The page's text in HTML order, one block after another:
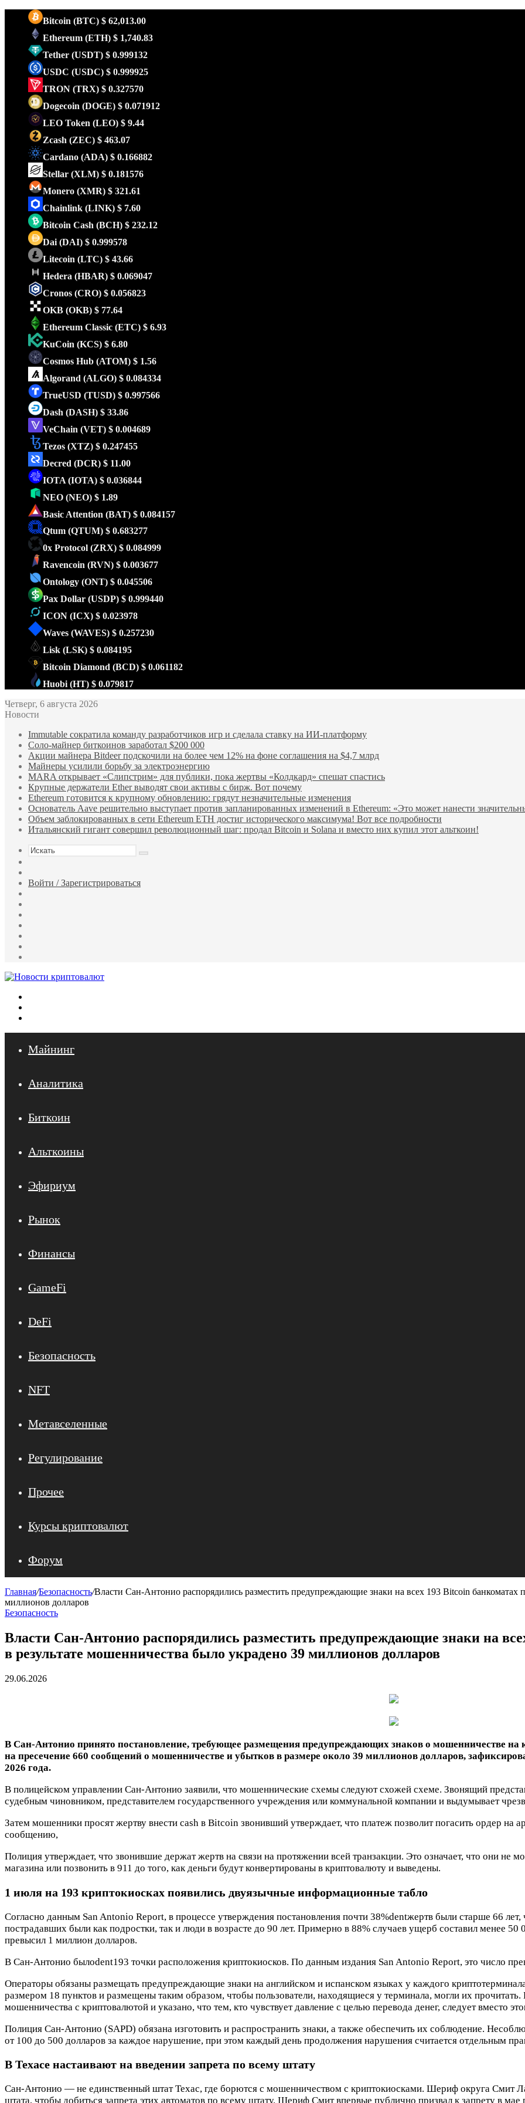
Bitcoin (BTC) $ 62,013.00
Ethereum (ETH) $ 1,740.83
Tether (USDT) $ 0.999132
USDC (USDC) $ 0.999925
TRON (TRX) $ 0.327570
Dogecoin (DOGE) $ 0.071912
LEO Token (LEO) $ 9.44
Zcash (ZEC) $ 463.07
Cardano (ADA) $ 0.166882
Stellar (XLM) $ 0.181576
Monero (XMR) $ 321.61
Chainlink (LINK) $ 7.60
Bitcoin Cash (BCH) $ 232.12
Dai (DAI) $ 0.999578
Litecoin (LTC) $ 43.66
Hedera (HBAR) $ 0.069047
Cronos (CRO) $ 0.056823
OKB (OKB) $ 77.64
Ethereum Classic (ETC) $ 6.93
KuCoin (KCS) $ 6.80
Cosmos Hub (ATOM) $ 1.56
Algorand (ALGO) $ 0.084334
TrueUSD (TUSD) $ 0.997566
Dash (DASH) $ 33.86
VeChain (VET) $ 0.004689
Tezos (XTZ) $ 0.247455
Decred (DCR) $ 11.00
IOTA (IOTA) $ 0.036844
NEO (NEO) $ 1.89
Basic Attention (BAT) $ 0.084157
Qtum (QTUM) $ 0.683277
0x Protocol (ZRX) $ 0.084999
Ravencoin (RVN) $ 0.003677
Ontology (ONT) $ 0.045506
Pax Dollar (USDP) $ 0.999440
ICON (ICX) $ 0.023978
Waves (WAVES) $ 0.257230
Lisk (LSK) $ 0.084195
Bitcoin Diamond (BCD) $ 0.061182
Huobi (HT) $ 0.079817
Четверг, 6 августа 2026
Новости
Immutable сократила команду разработчиков игр и сделала ставку на ИИ-платформу
Соло-майнер биткоинов заработал $200 000
Акции майнера Bitdeer подскочили на более чем 12% на фоне соглашения на $4,7 млрд
Майнеры усилили борьбу за электроэнергию
MARA открывает «Слипстрим» для публики, пока жертвы «Колдкард» спешат спастись
Крупные держатели Ether выводят свои активы с бирж. Вот почему
Ethereum готовится к крупному обновлению: грядут незначительные изменения
Основатель Aave решительно выступает против запланированных изменений в Ethereum: «Это может нанести
Объем заблокированных в сети Ethereum ETH достиг исторического максимума! Вот все подробности
Итальянский гигант совершил революционный шаг: продал Bitcoin и Solana и вместо них купил этот альткоин!
Искать
статья
Войти / Зарегистрироваться
Майнинг
Аналитика
Биткоин
Альткоины
Эфириум
Рынок
Финансы
GameFi
DeFi
Безопасность
NFT
Метавселенные
Регулирование
Прочее
Курсы криптовалют
Форум
Главная/Безопасность/Власти Сан-Антонио распорядились разместить предупреждающие знаки на всех 193 Bitcoin банкоматах
миллионов долларов
Безопасность
Власти Сан-Антонио распорядились разместить предупреждающие знаки на
в результате мошенничества было украдено 39 миллионов долларов
29.06.2026
В Сан-Антонио принято постановление, требующее размещения предупреждающих знаков о мошенничестве на
на пресечение 660 сообщений о мошенничестве и убытков в размере около 39 миллионов долларов,
2026 года.
В полицейском управлении Сан-Антонио заявили, что мошеннические схемы следуют схожей схеме. Звонящий
судебным чиновником, представителем государственного учреждения или коммунальной компании и выдумывает
Затем мошенники просят жертву внести cash в Bitcoin звонивший утверждает, что платеж позволит погасить ордер на
сообщению,
Полиция утверждает, что звонившие держат жертв на связи на протяжении всей транзакции. Это означает, что они не
магазина или позвонить в 911 до того, как деньги будут конвертированы в криптовалюту и выведены.
1 июля на 193 криптокиосках появились двуязычные информационные табло
Согласно данным San Antonio Report, в процессе утверждения постановления почти 38%dentжертв были старше 66
пострадавших были как подростки, так и люди в возрасте до 90 лет. Примерно в 88% случаев ущерб составил менее
превысил 1 миллион долларов.
В Сан-Антонио былоdent193 точки расположения криптокиосков. По данным издания San Antonio Report, это число
Операторы обязаны размещать предупреждающие знаки на английском и испанском языках у каждого
размером 18 пунктов и размещены таким образом, чтобы пользователи, находящиеся у терминала, могли их
мошенничества с криптовалютой и указано, что тем, кто чувствует давление с целью перевода денег, следует вместо
Полиция Сан-Антонио (SAPD) обязана изготовить и распространить знаки, а также обеспечить их соблюдение.
от 100 до 500 долларов за каждое нарушение, при этом каждый день продолжения нарушения считается отдельным
В Техасе настаивают на введении запрета по всему штату
Сан-Антонио — не единственный штат Техас, где борются с мошенничеством с криптокиосками. Шериф округа Смит
штата, чтобы добиться запрета этих автоматов по всему штату. Шериф Смит впервые публично призвал к запрету в